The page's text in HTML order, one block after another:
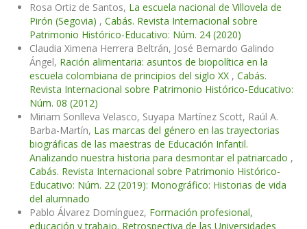
Rosa Ortiz de Santos, La escuela nacional de Villovela de
Pirón (Segovia) , Cabás. Revista Internacional sobre
Patrimonio Histórico-Educativo: Núm. 24 (2020)
Claudia Ximena Herrera Beltrán, José Bernardo Galindo
Ángel, Ración alimentaria: asuntos de biopolítica en la
escuela colombiana de principios del siglo XX , Cabás.
Revista Internacional sobre Patrimonio Histórico-Educativo:
Núm. 08 (2012)
Miriam Sonlleva Velasco, Suyapa Martínez Scott, Raúl A.
Barba-Martín, Las marcas del género en las trayectorias
biográficas de las maestras de Educación Infantil.
Analizando nuestra historia para desmontar el patriarcado ,
Cabás. Revista Internacional sobre Patrimonio Histórico-
Educativo: Núm. 22 (2019): Monográfico: Historias de vida
del alumnado
Pablo Álvarez Domínguez, Formación profesional,
educación y trabajo. Retrospectiva de las Universidades